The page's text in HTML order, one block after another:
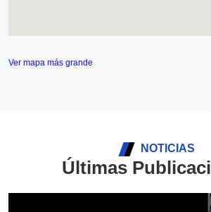
Ver mapa más grande
NOTICIAS
Últimas